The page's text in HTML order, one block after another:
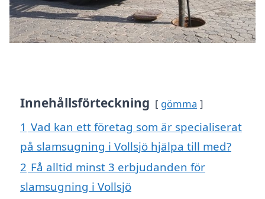
Innehållsförteckning gömma
1 Vad kan ett företag som är specialiserat
på slamsugning i Vollsjö hjälpa till med?
2 Få alltid minst 3 erbjudanden för
slamsugning i Vollsjö